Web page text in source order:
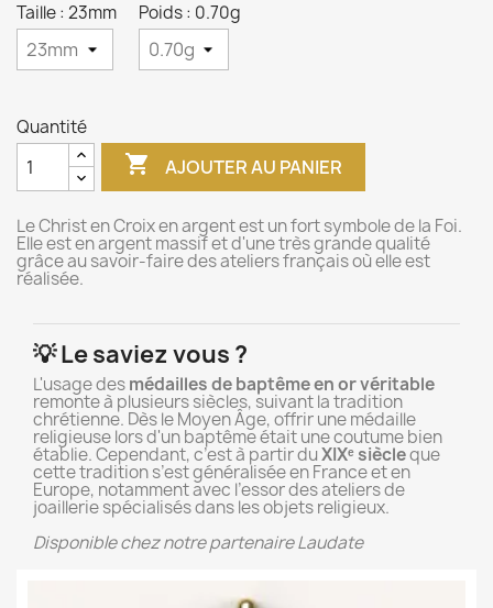
Taille : 23mm Poids : 0.70g
Quantité
 AJOUTER AU PANIER
Le Christ en Croix en argent est un fort symbole de la Foi.
Elle est en argent massif et d'une très grande qualité
grâce au savoir-faire des ateliers français où elle est
réalisée.
💡 Le saviez vous ?
L'usage desmédailles de baptême en or véritable
remonte à plusieurs siècles, suivant la tradition
chrétienne. Dès le Moyen Âge, offrir une médaille
religieuse lors d'un baptême était une coutume bien
établie. Cependant, c’est à partir duXIXᵉ siècleque
cette tradition s’est généralisée en France et en
Europe, notamment avec l’essor des ateliers de
joaillerie spécialisés dans les objets religieux.
Disponible chez notre partenaire Laudate